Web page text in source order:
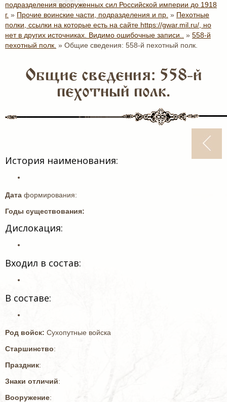
подразделения вооруженных сил Российской империи до 1918
г. » Прочие воинские части, подразделения и пр. » Пехотные
полки, ссылки на которые есть на сайте https://gwar.mil.ru/, но
нет в других источниках. Видимо ошибочные записи..
» 558-й
пехотный полк. » Общие сведения: 558-й пехотный полк.
Общие сведения: 558-й
пехотный полк.
История наименования:
Дата формирования:
Годы существования:
Дислокация:
Входил в состав:
В составе:
Род войск: Сухопутные войска
Старшинство:
Праздник:
Знаки отличий:
Вооружение: